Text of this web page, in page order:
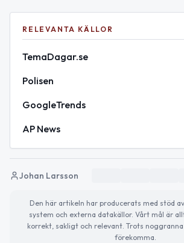
RELEVANTA KÄLLOR
TemaDagar.se
Polisen
GoogleTrends
AP News
Johan Larsson
Den här artikeln har producerats med stöd
system och externa datakällor. Vårt mål är
korrekt, sakligt och relevant. Trots
förekomma.